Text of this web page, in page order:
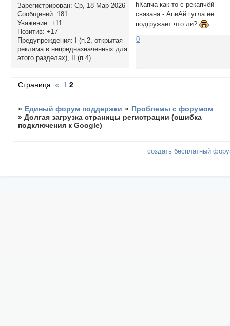
Зарегистрирован: Ср, 18 Мар 2026
Сообщений: 181
Уважение: +11
Позитив: +17
Предупреждения: I (п.2, открытая
реклама в непредназначенных для
этого разделах), II (п.4)
hКапча как-то с рекапчёй
связана - АпиАй гугла её
подгружает что ли?
0
Страница:« 1 2
» Единый форум поддержки » Проблемы с форумом
»Долгая загрузка страницы регистрации (ошибка
подключения к Google)
создать бесплатный